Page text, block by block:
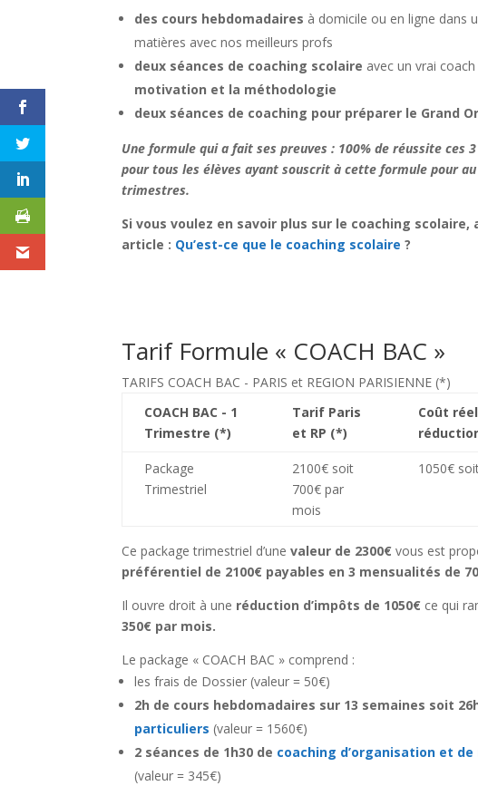
des cours hebdomadaires à domicile ou en ligne dans
matières avec nos meilleurs profs
deux séances de coaching scolaire avec un vrai
motivation et la méthodologie
deux séances de coaching pour préparer le Grand
Une formule qui a fait ses preuves : 100% de réussite ces
pour tous les élèves ayant souscrit à cette formule pour
trimestres.
Si vous voulez en savoir plus sur le coaching scolaire,
article : Qu’est-ce que le coaching scolaire ?
Tarif Formule « COACH BAC »
TARIFS COACH BAC - PARIS et REGION PARISIENNE (*)
COACH BAC - 1
Trimestre (*)
Tarif Paris
et RP (*)
Coût
Package
Trimestriel
2100€ soit
700€ par
mois
1050€
Ce package trimestriel d’unevaleur de 2300€ vous est
préférentiel de 2100€ payables en 3 mensualités de
Il ouvre droit à une réduction d’impôts de 1050€ ce qui
350€ par mois.
Le package « COACH BAC » comprend :
les frais de Dossier (valeur = 50€)
2h de cours hebdomadaires sur 13 semaines soit
particuliers (valeur = 1560€)
2 séances de 1h30 de coaching d’organisation et
(valeur = 345€)